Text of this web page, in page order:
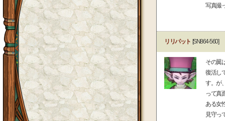
写真撮
リリパット [SN864-560]
その翼
復活し
す。が
って真
ある女
見守っ